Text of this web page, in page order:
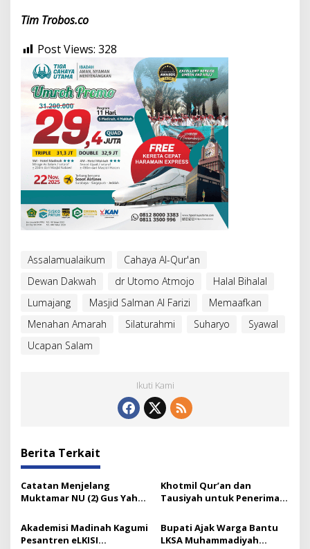
Tim Trobos.co
Post Views: 328
Assalamualaikum
Cahaya Al-Qur'an
Dewan Dakwah
dr Utomo Atmojo
Halal Bihalal
Lumajang
Masjid Salman Al Farizi
Memaafkan
Menahan Amarah
Silaturahmi Suharyo
Syawal
Ucapan Salam
Ikuti Kami
Berita Terkait
Catatan Menjelang
Muktamar NU (2) Gus Yahya
Modern yang Menyandera
Dirinya
Khotmil Qur’an dan
Tausiyah untuk Penerima
Akademisi Madinah Kagumi
Pesantren eLKISI
Bupati Ajak Warga Bantu
LKSA Muhammadiyah